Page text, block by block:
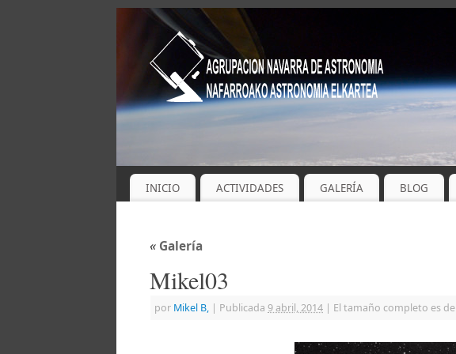
INICIO ACTIVIDADES GALERÍA BLOG
« Galería
Mikel03
por Mikel B, | Publicada 9 abril, 2014 | El tamaño completo es de